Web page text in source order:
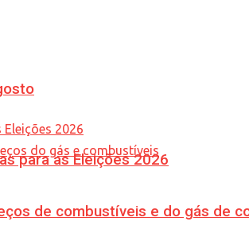
de combustíveis e do gás de
para as Eleições 2026